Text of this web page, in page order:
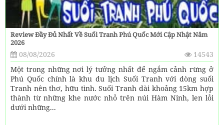
Review Đầy Đủ Nhất Về Suối Tranh Phú Quốc Mới Cập Nhật Năm
2026
08/08/2026
14543
Một trong những nơi lý tưởng nhất để ngắm cảnh rừng ở
Phú Quốc chính là khu du lịch Suối Tranh với dòng suối
Tranh nên thơ, hữu tình. Suối Tranh dài khoảng 15km hợp
thành từ những khe nước nhỏ trên núi Hàm Ninh, len lỏi
dưới những...